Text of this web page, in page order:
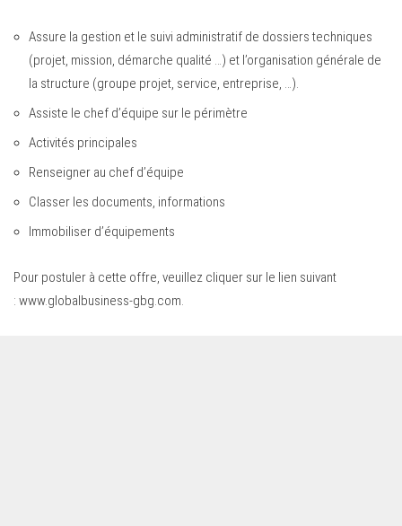
Assure la gestion et le suivi administratif de dossiers techniques
(projet, mission, démarche qualité …) et l’organisation générale de
la structure (groupe projet, service, entreprise, …).
Assiste le chef d’équipe sur le périmètre
Activités principales
Renseigner au chef d’équipe
Classer les documents, informations
Immobiliser d’équipements
Pour postuler à cette offre, veuillez cliquer sur le lien suivant
: www.globalbusiness-gbg.com.